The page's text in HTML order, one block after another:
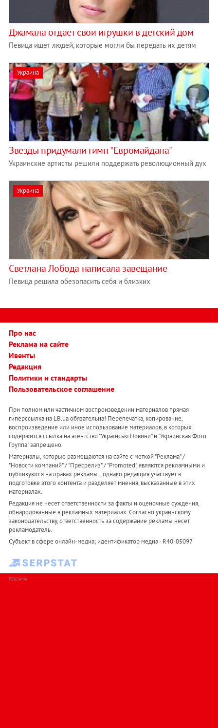
Джамала отдает свои игрушки в детский дом
Певица ищет людей, которые могли бы передать их детям
Украина
Звезды придумали гимн "Евромайдана"
Украинские артисты решили поддержать революционный дух
Украина
Светлана Лобода написала завещание
Певица решила обезопасить себя и близких
Про нас
Реклама на сайте
Ивенты
Редакция
Политики и стандарты
Пользовательское соглашение
При полном или частичном воспроизведении материалов прямая
гиперссылка на LB.ua обязательна! Перепечатка, копирование,
воспроизведение или иное использование материалов, в которых
содержится ссылка на агентство "Українськi Новини" и "Украинская Фото
Группа" запрещено.
Материалы, которые размещаются на сайте с меткой "Реклама" /
"Новости компаний" / "Пресрелиз" / "Promoted", являются рекламными и
публикуются на правах рекламы. , однако редакция участвует в
подготовке этого контента и разделяет мнения, высказанные в этих
материалах.
Редакция не несет ответственности за факты и оценочные суждения,
обнародованные в рекламных материалах. Согласно украинскому
законодательству, ответственность за содержание рекламы несет
рекламодатель.
Субъект в сфере онлайн-медиа; идентификатор медиа - R40-05097
РЕКЛАМА